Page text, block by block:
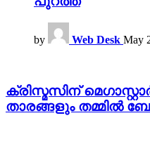
by Web Desk May
ക്രിസ്മസിന്
താരങ്ങളും തമ്മിൽ